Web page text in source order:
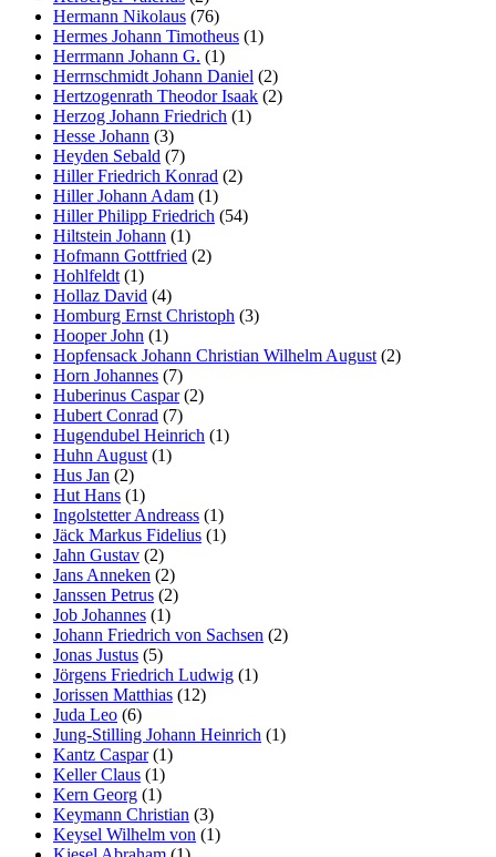
Hermann Nikolaus (76)
Hermes Johann Timotheus (1)
Herrmann Johann G. (1)
Herrnschmidt Johann Daniel (2)
Hertzogenrath Theodor Isaak (2)
Herzog Johann Friedrich (1)
Hesse Johann (3)
Heyden Sebald (7)
Hiller Friedrich Konrad (2)
Hiller Johann Adam (1)
Hiller Philipp Friedrich (54)
Hiltstein Johann (1)
Hofmann Gottfried (2)
Hohlfeldt (1)
Hollaz David (4)
Homburg Ernst Christoph (3)
Hooper John (1)
Hopfensack Johann Christian Wilhelm August (2)
Horn Johannes (7)
Huberinus Caspar(2)
Hubert Conrad (7)
Hugendubel Heinrich (1)
Huhn August (1)
Hus Jan (2)
Hut Hans (1)
Ingolstetter Andreass (1)
Jäck Markus Fidelius (1)
Jahn Gustav (2)
Jans Anneken (2)
Janssen Petrus (2)
Job Johannes (1)
Johann Friedrich von Sachsen (2)
Jonas Justus (5)
Jörgens Friedrich Ludwig (1)
Jorissen Matthias (12)
Juda Leo (6)
Jung-Stilling Johann Heinrich (1)
Kantz Caspar(1)
Keller Claus (1)
Kern Georg (1)
Keymann Christian (3)
Keysel Wilhelm von (1)